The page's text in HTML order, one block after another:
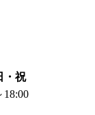
・祝
18:00